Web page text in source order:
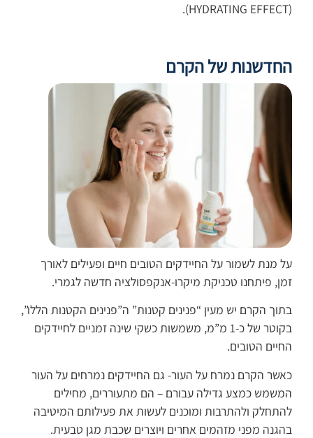
(HYDRATING EFFECT).
החדשנות של הקרם
על מנת לשמור על החיידקים הטובים חיים ופעילים לאורך
זמן, פיתחנו טכניקת מיקרו-אנקפסולציה חדשה לגמרי.
בתוך הקרם יש מעין “פנינים קטנות” ה”פנינים הקטנות הללו”,
בקוטר של כ-1 מ”מ, משמשות כשקי שינה זמניים לחיידקים
החיים הטובים.
כאשר הקרם נמרח על העור- גם החיידקים נמרחים על העור
המשמש כמצע גדילה עבורם – הם מתעוררים, מחילים
להתחלק ולהתרבות ומוכנים לעשות את פעילותם המיטיבה
בהגנה מפני מזהמים אחרים ויוצרים שכבת מגן טבעית.